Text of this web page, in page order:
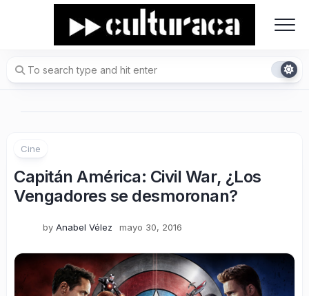
Cine
Capitán América: Civil War, ¿Los
Vengadores se desmoronan?
by Anabel Vélez mayo 30, 2016